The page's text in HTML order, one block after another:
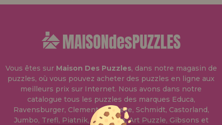
Vous êtes sur Maison Des Puzzles, dans notre magasin de
puzzles, où vous pouvez acheter des puzzles en ligne aux
meilleurs prix sur Internet. Nous avons dans notre
catalogue tous les puzzles des marques Educa,
Ravensburger, Clementoni, Heye, Schmidt, Castorland,
Jumbo, Trefl, Piatnik, Anatolian, Art Puzzle, Gibsons et